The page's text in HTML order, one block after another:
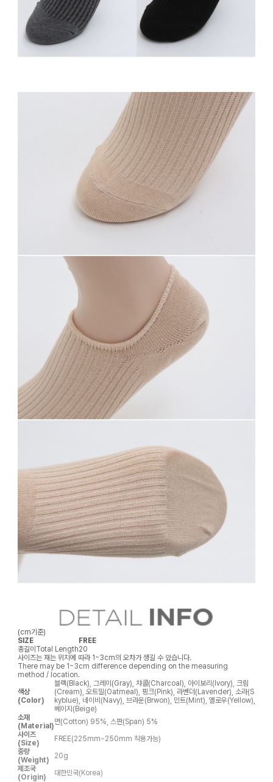
(cm기준)
SIZE
FREE
총길이Total Length20
사이즈는 재는 위치에 따라 1~3cm의 오차가 생길 수 있습니다.
There may be 1~3cm difference depending on the measuring
method / location.
색상
(Color)
블랙(Black), 그레이(Gray), 챠콜(Charcoal), 아이보리(Ivory), 크림
(Cream), 오트밀(Oatmeal), 핑크(Pink), 라벤더(Lavender), 소라(S
kyblue), 네이비(Navy), 브라운(Brwon), 민트(Mint), 옐로우(Yellow),
베이지(Beige)
소재
(Material)면(Cotton) 95%, 스판(Span) 5%
사이즈
(Size)
FREE(225mm~250mm 착용가능)
중량
(Weight)
20g
제조국
(Origin)
대한민국(Korea)